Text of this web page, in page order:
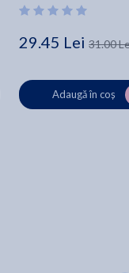
Only wet sands lay here
Behind the albatrosses'
29.45 Lei 31.00
Adaugă în coș